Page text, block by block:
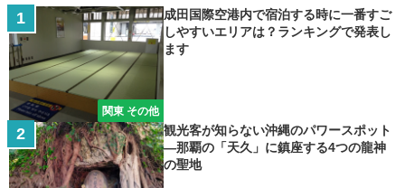
関東 その他
成田国際空港内で宿泊する時に一番すご
しやすいエリアは？ランキングで発表し
ます
観光客が知らない沖縄のパワースポット
―那覇の「天久」に鎮座する4つの龍神
の聖地